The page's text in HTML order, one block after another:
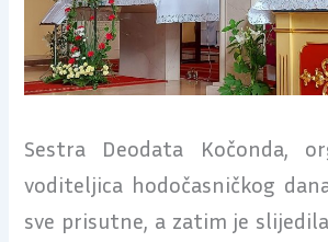
Sestra Deodata Kočonda,
voditeljica hodočasničkog
sve prisutne, a zatim je